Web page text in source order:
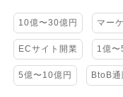
10億〜30億円 マー
ECサイト開業 1億〜
5億〜10億円 BtoB通